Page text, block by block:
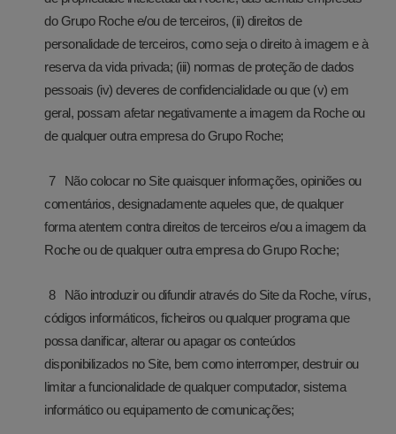
do Grupo Roche e/ou de terceiros, (ii) direitos de
personalidade de terceiros, como seja o direito à imagem e à
reserva da vida privada; (iii) normas de proteção de dados
pessoais (iv) deveres de confidencialidade ou que (v) em
geral, possam afetar negativamente a imagem da Roche ou
de qualquer outra empresa do Grupo Roche;
Não colocar no Site quaisquer informações, opiniões ou
comentários, designadamente aqueles que, de qualquer
forma atentem contra direitos de terceiros e/ou a imagem da
Roche ou de qualquer outra empresa do Grupo Roche;
Não introduzir ou difundir através do Site da Roche, vírus,
códigos informáticos, ficheiros ou qualquer programa que
possa danificar, alterar ou apagar os conteúdos
disponibilizados no Site, bem como interromper, destruir ou
limitar a funcionalidade de qualquer computador, sistema
informático ou equipamento de comunicações;